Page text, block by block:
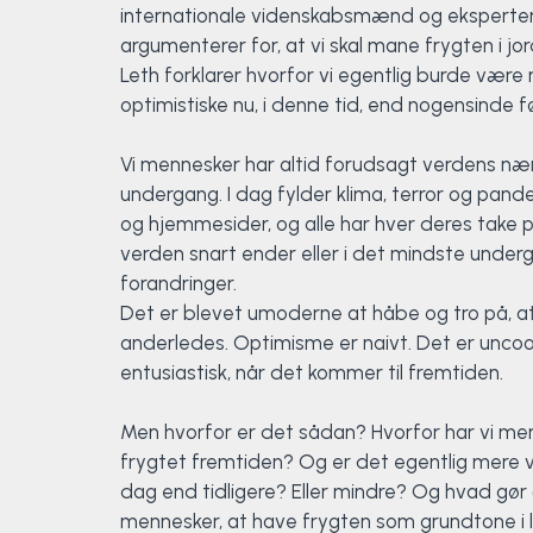
internationale videnskabsmænd og
argumenterer for, at vi skal mane frygten i
Leth forklarer hvorfor vi egentlig burde være
optimistiske nu, i denne tid, end nogensinde
Vi mennesker har altid forudsagt verdens
undergang. I dag fylder klima, terror og
og hjemmesider, og alle har hver deres take
verden snart ender eller i det mindste
forandringer.
Det er blevet umoderne at håbe og tro på,
anderledes. Optimisme er naivt. Det er
entusiastisk, når det kommer til fremtiden.
Men hvorfor er det sådan? Hvorfor har vi
frygtet fremtiden? Og er det egentlig mere
dag end tidligere? Eller mindre? Og hvad
mennesker, at have frygten som grundtone i
Elevportræt
Organisk værksted
Sportsmassør
Strik og Hækling
Ølbrygning
Køn, krop og seksualitet
Sportspsykologi
Træner- og lederakademi
Projektleder
Sportsmassør
Træner- og lederakademi
OCR i Spanien
Skitur til Norge
Surf i Marokko
Mille Sigsgaard Christensen
Peter Fuglsang
Thomas Skovgaard
Trine Rask-Nielsen
Troels Rasmussen
Viborg Elitehold